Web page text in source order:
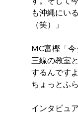
も沖縄にい
（笑）」
MC富樫「今
三線の教室
するんです
ちょっとふ
インタビュ